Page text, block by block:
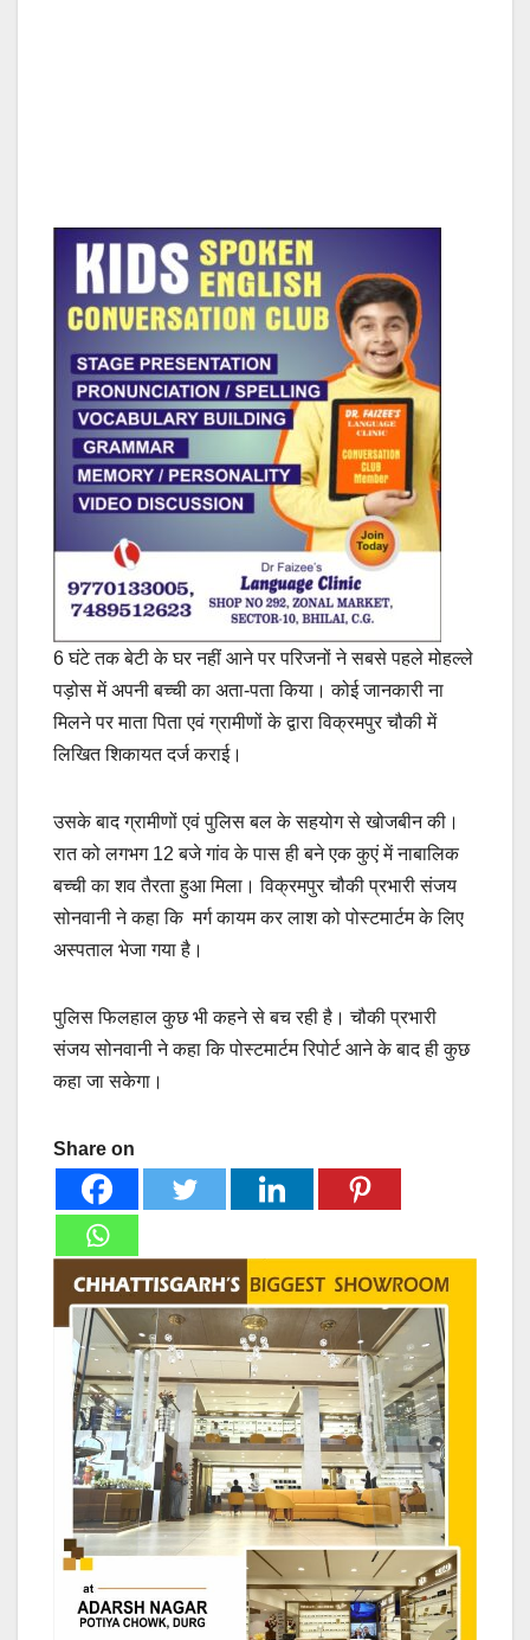
6 घंटे तक बेटी के घर नहीं आने पर परिजनों ने सबसे पहले मोहल्ले
पड़ोस में अपनी बच्ची का अता-पता किया। कोई जानकारी ना
मिलने पर माता पिता एवं ग्रामीणों के द्वारा विक्रमपुर चौकी में
लिखित शिकायत दर्ज कराई।
उसके बाद ग्रामीणों एवं पुलिस बल के सहयोग से खोजबीन की।
रात को लगभग 12 बजे गांव के पास ही बने एक कुएं में नाबालिक
बच्ची का शव तैरता हुआ मिला। विक्रमपुर चौकी प्रभारी संजय
सोनवानी ने कहा कि मर्ग कायम कर लाश को पोस्टमार्टम के लिए
अस्पताल भेजा गया है।
पुलिस फिलहाल कुछ भी कहने से बच रही है। चौकी प्रभारी
संजय सोनवानी ने कहा कि पोस्टमार्टम रिपोर्ट आने के बाद ही कुछ
कहा जा सकेगा।
Share on